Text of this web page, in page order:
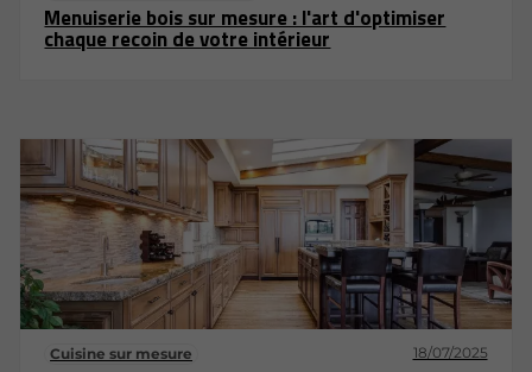
Menuiserie bois sur mesure : l'art d'optimiser
chaque recoin de votre intérieur
Cuisine sur mesure 18/07/2025